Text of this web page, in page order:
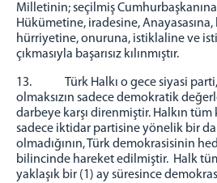
Milletinin; seçilmiş
Hükümetine, iradesine,
hürriyetine, onuruna, istiklaline ve
çıkmasıyla başarısız kılınmıştır.
13. Türk Halkı o gece siyasi parti,
olmaksızın sadece demokratik
darbeye karşı direnmiştir. Halkın
sadece iktidar partisine yönelik bir
olmadığının, Türk demokrasisinin
bilincinde hareket edilmiştir. Halk
yaklaşık bir (1) ay süresince